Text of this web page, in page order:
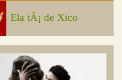
Ela tÃ¡ de Xico